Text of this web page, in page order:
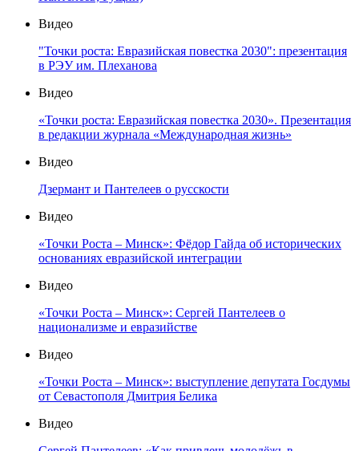
Видео
"Точки роста: Евразийская повестка 2030": презентация
в РЭУ им. Плеханова
Видео
«Точки роста: Евразийская повестка 2030». Презентация
в редакции журнала «Международная жизнь»
Видео
Дзермант и Пантелеев о русскости
Видео
«Точки Роста – Минск»: Фёдор Гайда об исторических
основаниях евразийской интеграции
Видео
«Точки Роста – Минск»: Сергей Пантелеев о
национализме и евразийстве
Видео
«Точки Роста – Минск»: выступление депутата Госдумы
от Севастополя Дмитрия Белика
Видео